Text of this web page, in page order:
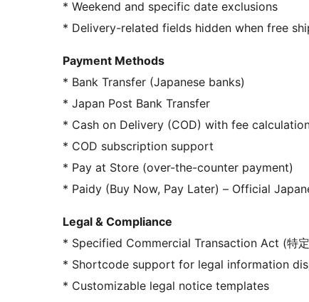
* Weekend and specific date exclusions
* Delivery-related fields hidden when free
Payment Methods
* Bank Transfer (Japanese banks)
* Japan Post Bank Transfer
* Cash on Delivery (COD) with fee
* COD subscription support
* Pay at Store (over-the-counter payment)
* Paidy (Buy Now, Pay Later) – Official
Legal & Compliance
* Specified Commercial Transaction Act (特
* Shortcode support for legal information
* Customizable legal notice templates